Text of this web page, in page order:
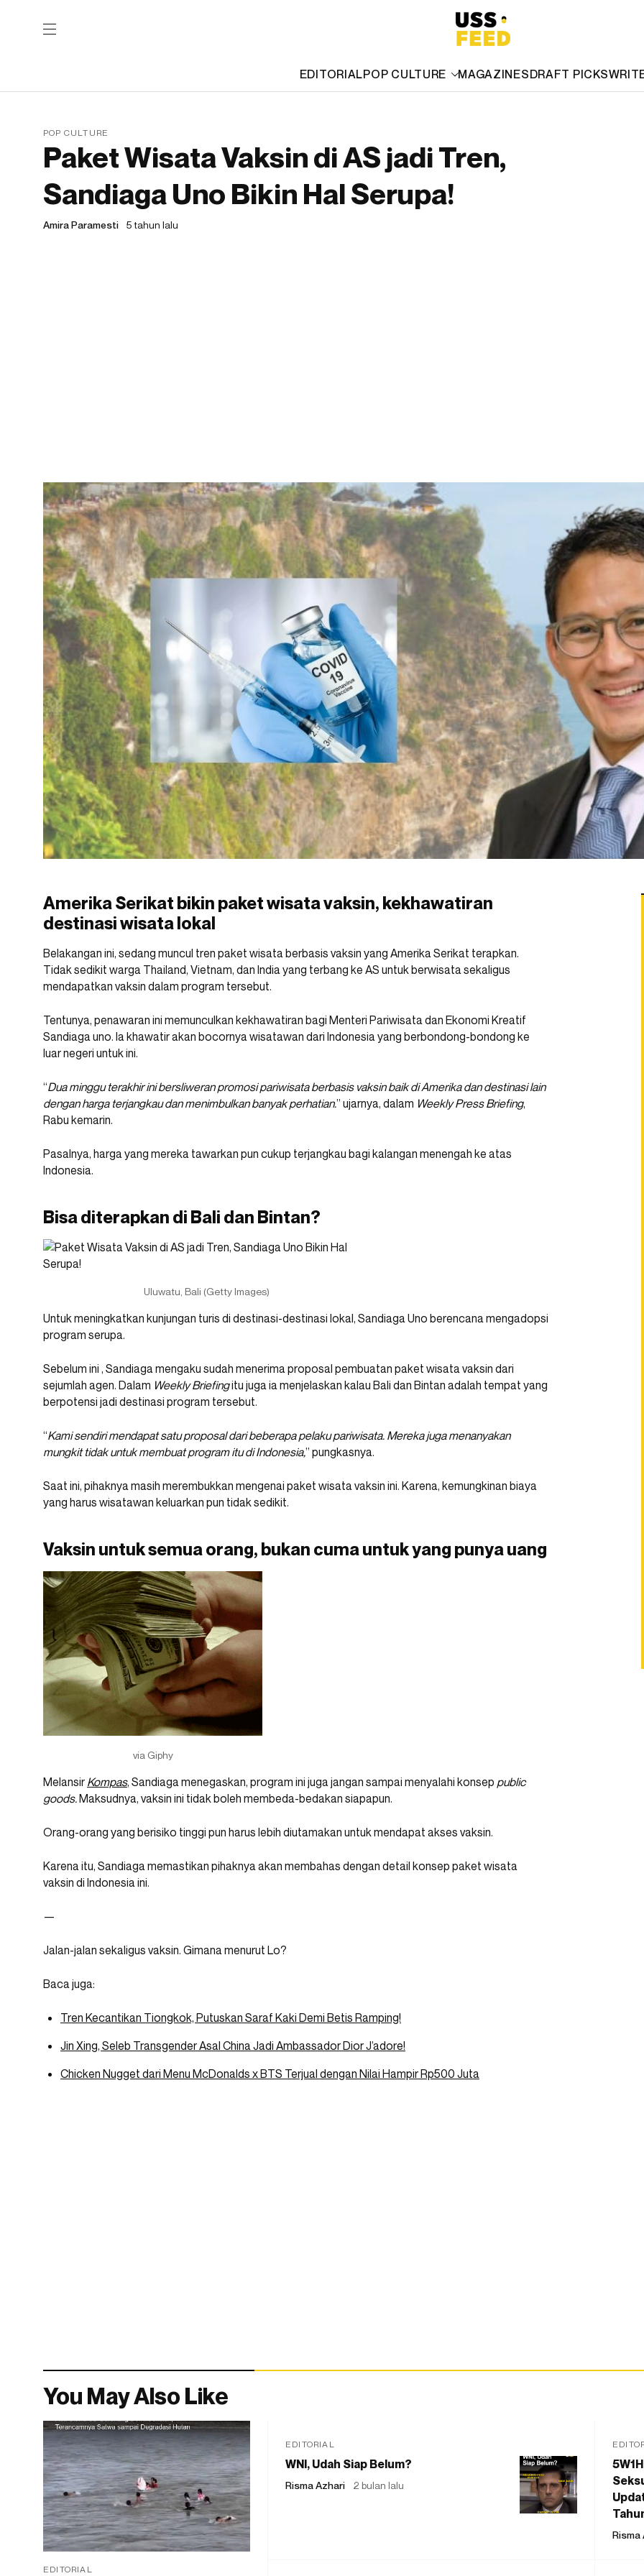
EDITORIALPOP CULTURE MAGAZINESDRAFT PICKS
POP CULTURE
Paket Wisata Vaksin di AS jadi Tren,
Sandiaga Uno Bikin Hal Serupa!
Amira Paramesti 5 tahun lalu
Amerika Serikat bikin paket wisata vaksin, kekhawatiran
destinasi wisata lokal
Belakangan ini, sedang muncul tren paket wisata berbasis vaksin yang Amerika Serikat terapkan.
Tidak sedikit warga Thailand, Vietnam, dan India yang terbang ke AS untuk berwisata sekaligus
mendapatkan vaksin dalam program tersebut.
Tentunya, penawaran ini memunculkan kekhawatiran bagi Menteri Pariwisata dan Ekonomi Kreatif
Sandiaga uno. Ia khawatir akan bocornya wisatawan dari Indonesia yang berbondong-bondong ke
luar negeri untuk ini.
“Dua minggu terakhir ini bersliweran promosi pariwisata berbasis vaksin baik di Amerika dan destinasi lain
dengan harga terjangkau dan menimbulkan banyak perhatian.” ujarnya, dalam Weekly Press Briefing,
Rabu kemarin.
Pasalnya, harga yang mereka tawarkan pun cukup terjangkau bagi kalangan menengah ke atas
Indonesia.
Bisa diterapkan di Bali dan Bintan?
Uluwatu, Bali (Getty Images)
Untuk meningkatkan kunjungan turis di destinasi-destinasi lokal, Sandiaga Uno berencana mengadopsi
program serupa.
Sebelum ini , Sandiaga mengaku sudah menerima proposal pembuatan paket wisata vaksin dari
sejumlah agen. Dalam Weekly Briefingitu juga ia menjelaskan kalau Bali dan Bintan adalah tempat yang
berpotensi jadi destinasi program tersebut.
“Kami sendiri mendapat satu proposal dari beberapa pelaku pariwisata. Mereka juga menanyakan
mungkit tidak untuk membuat program itu di Indonesia,” pungkasnya.
Saat ini, pihaknya masih merembukkan mengenai paket wisata vaksin ini. Karena, kemungkinan biaya
yang harus wisatawan keluarkan pun tidak sedikit.
Vaksin untuk semua orang, bukan cuma untuk yang punya uang
via Giphy
Melansir Kompas, Sandiaga menegaskan, program ini juga jangan sampai menyalahi konsep public
goods.Maksudnya, vaksin ini tidak boleh membeda-bedakan siapapun.
Orang-orang yang berisiko tinggi pun harus lebih diutamakan untuk mendapat akses vaksin.
Karena itu, Sandiaga memastikan pihaknya akan membahas dengan detail konsep paket wisata
vaksin di Indonesia ini.
—
Jalan-jalan sekaligus vaksin. Gimana menurut Lo?
Baca juga:
Tren Kecantikan Tiongkok, Putuskan Saraf Kaki Demi Betis Ramping!
Jin Xing, Seleb Transgender Asal China Jadi Ambassador Dior J’adore!
Chicken Nugget dari Menu McDonalds x BTS Terjual dengan Nilai Hampir Rp500 Juta
You May Also Like
EDITORIAL
EDITORIAL
WNI, Udah Siap Belum?
Risma Azhari 2 bulan lalu
Risma